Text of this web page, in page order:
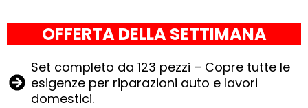
OFFERTA DELLA SETTIMANA
Set completo da 123 pezzi – Copre tutte le
esigenze per riparazioni auto e lavori
domestici.